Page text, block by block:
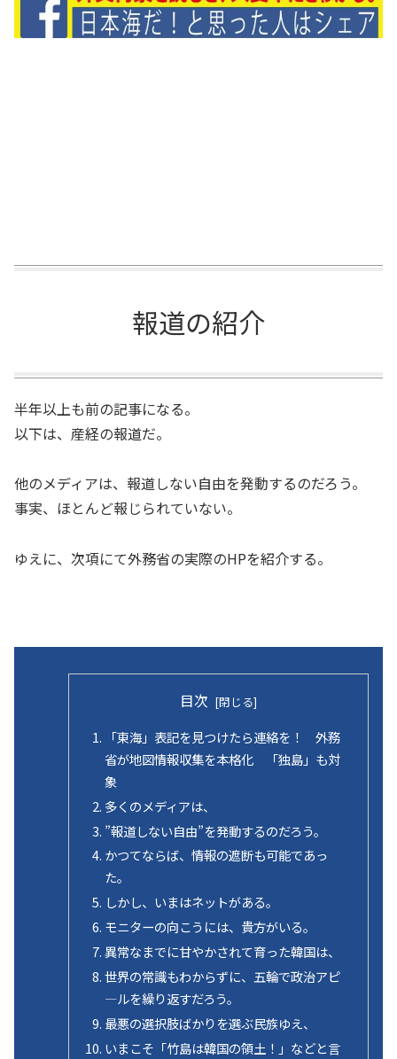
報道の紹介
半年以上も前の記事になる。
以下は、産経の報道だ。
他のメディアは、報道しない自由を発動するのだろう。
事実、ほとんど報じられていない。
ゆえに、次項にて外務省の実際のHPを紹介する。
目次
「東海」表記を見つけたら連絡を！ 外務
省が地図情報収集を本格化 「独島」も対
象
多くのメディアは、
”報道しない自由”を発動するのだろう。
かつてならば、情報の遮断も可能であっ
た。
しかし、いまはネットがある。
モニターの向こうには、貴方がいる。
異常なまでに甘やかされて育った韓国は、
世界の常識もわからずに、五輪で政治アピ
―ルを繰り返すだろう。
最悪の選択肢ばかりを選ぶ民族ゆえ、
いまこそ「竹島は韓国の領土！」などと言